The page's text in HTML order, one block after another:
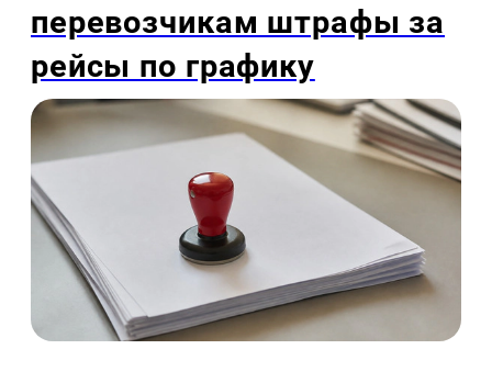
перевозчикам штрафы за
рейсы по графику